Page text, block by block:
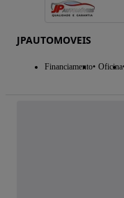
JPAUTOMOVEIS
Financiamento Oficina